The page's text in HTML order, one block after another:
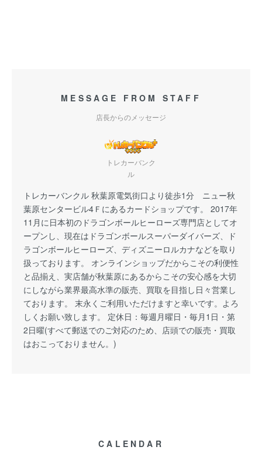
MESSAGE FROM STAFF
店長からのメッセージ
トレカーバンク
ル
トレカーバンクル 秋葉原電気街口より徒歩1分 ニュー秋
葉原センタービル4Ｆにあるカードショップです。 2017年
11月に日本初のドラゴンボールヒーローズ専門店としてオ
ープンし、現在はドラゴンボールスーパーダイバーズ、ド
ラゴンボールヒーローズ、ディズニーロルカナなどを取り
扱っております。 オンラインショップだからこその利便性
と品揃え、実店舗が秋葉原にあるからこその安心感を大切
にしながら業界最高水準の販売、買取を目指し日々営業し
ております。 末永くご利用いただけますと幸いです。よろ
しくお願い致します。 定休日：毎週月曜日・毎月1日・第
2日曜(すべて郵送でのご対応のため、店頭での販売・買取
はおこっておりません。)
CALENDAR